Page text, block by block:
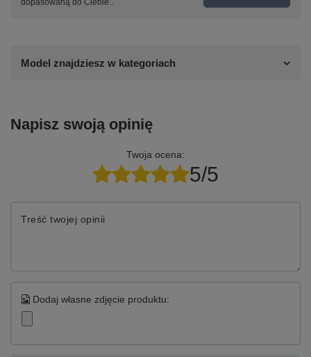
dopasowaną do Ciebie..
Model znajdziesz w kategoriach
Napisz swoją opinię
Twoja ocena:
5/5
Treść twojej opinii
Dodaj własne zdjęcie produktu: